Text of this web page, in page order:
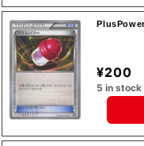
¥200
5 in stock